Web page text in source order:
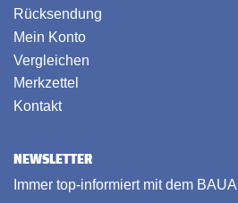
Rücksendung
Mein Konto
Vergleichen
Merkzettel
Kontakt
NEWSLETTER
Immer top-informiert mit dem